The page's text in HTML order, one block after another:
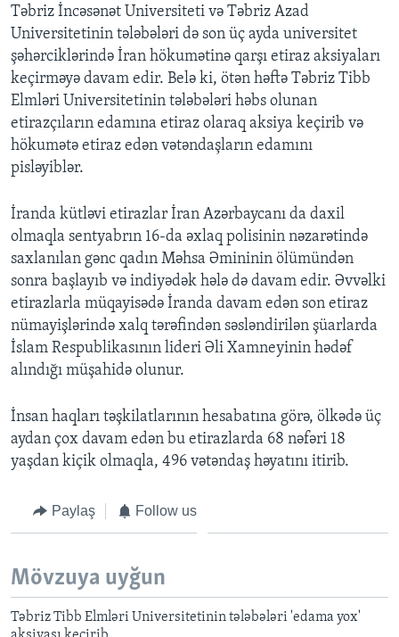
Təbriz İncəsənət Universiteti və Təbriz Azad
Universitetinin tələbələri də son üç ayda universitet
şəhərciklərində İran hökumətinə qarşı etiraz aksiyaları
keçirməyə davam edir. Belə ki, ötən həftə Təbriz Tibb
Elmləri Universitetinin tələbələri həbs olunan
etirazçıların edamına etiraz olaraq aksiya keçirib və
hökumətə etiraz edən vətəndaşların edamını
pisləyiblər.
İranda kütləvi etirazlar İran Azərbaycanı da daxil
olmaqla sentyabrın 16-da əxlaq polisinin nəzarətində
saxlanılan gənc qadın Məhsa Əmininin ölümündən
sonra başlayıb və indiyədək hələ də davam edir. Əvvəlki
etirazlarla müqayisədə İranda davam edən son etiraz
nümayişlərində xalq tərəfindən səsləndirilən şüarlarda
İslam Respublikasının lideri Əli Xamneyinin hədəf
alındığı müşahidə olunur.
İnsan haqları təşkilatlarının hesabatına görə, ölkədə üç
aydan çox davam edən bu etirazlarda 68 nəfəri 18
yaşdan kiçik olmaqla, 496 vətəndaş həyatını itirib.
Paylaş Follow us
Mövzuya uyğun
Təbriz Tibb Elmləri Universitetinin tələbələri 'edama yox'